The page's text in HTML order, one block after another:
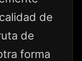
de
de
forma